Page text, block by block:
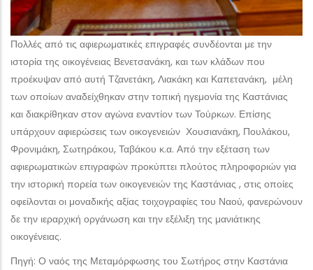
Πολλές από τις αφιερωματικές επιγραφές συνδέονται με την
ιστορία της οικογένειας Βενετσανάκη, και των κλάδων που
προέκυψαν από αυτή Τζανετάκη, Λιακάκη και Καπετανάκη, μέλη
των οποίων αναδείχθηκαν στην τοπική ηγεμονία της Καστάνιας
και διακρίθηκαν στον αγώνα εναντίον των Τούρκων. Επίσης
υπάρχουν αφιερώσεις των οικογενειών Χουσιανάκη, Πουλάκου,
Φρονιμάκη, Σωτηράκου, Ταβάκου κ.α. Από την εξέταση των
αφιερωματικών επιγραφών προκύπτει πλούτος πληροφοριών για
την ιστορική πορεία των οικογενειών της Καστάνιας , στις οποίες
οφείλονται οι μοναδικής αξίας τοιχογραφίες του Ναού, φανερώνουν
δε την ιεραρχική οργάνωση και την εξέλιξη της μανιάτικης
οικογένειας.
Πηγή: Ο ναός της Μεταμόρφωσης του Σωτήρος στην Καστάνια